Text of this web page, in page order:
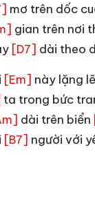
mơ trên dốc
gian trên nơi
[D7] dài theo
[Em] này lặng lẽ
ta trong bức
dài trên biển
[B7] người với